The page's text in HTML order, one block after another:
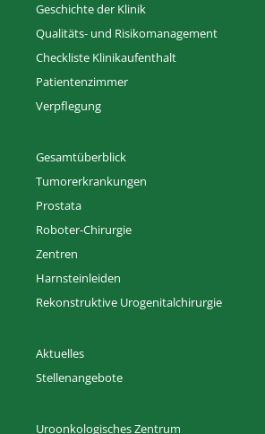
Geschichte der Klinik
Qualitäts- und Risikomanagement
Checkliste Klinikaufenthalt
Patientenzimmer
Verpflegung
Gesamtüberblick
Tumorerkrankungen
Prostata
Roboter-Chirurgie
Zentren
Harnsteinleiden
Rekonstruktive Urogenitalchirurgie
Aktuelles
Stellenangebote
Uroonkologisches Zentrum